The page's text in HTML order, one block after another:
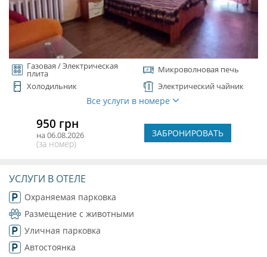
Газовая / Электрическая
плита
Микроволновая печь
Холодильник
Электрический чайник
Все услуги в номере
950 грн
на 06.08.2026
(за номер)
ЗАБРОНИРОВАТЬ
УСЛУГИ В ОТЕЛЕ
Охраняемая парковка
Размещение с животными
Уличная парковка
Автостоянка